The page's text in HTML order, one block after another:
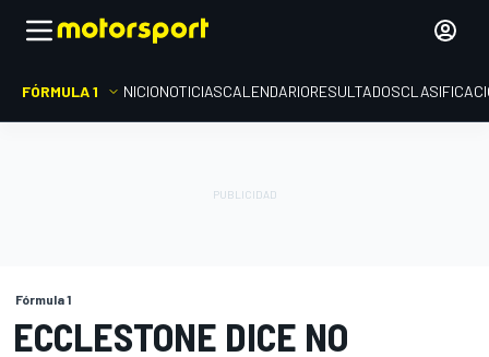
FÓRMULA 1 INICIONOTICIASCALENDARIORESULTADOS
Fórmula 1
ECCLESTONE DICE NO